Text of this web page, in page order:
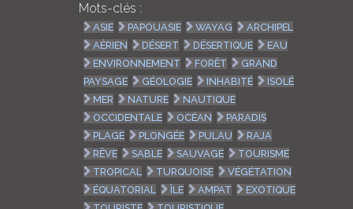
Mots-clés :
ASIE PAPOUASIE WAYAG
ARCHIPEL
AÉRIEN
DÉSERT DÉSERTIQUE
EAU
ENVIRONNEMENT
FORÊT
GRAND
PAYSAGE
GÉOLOGIE INHABITÉ
ISOLÉ
MER
NATURE
NAUTIQUE
OCCIDENTALE
OCÉAN
PARADIS
PLAGE
PLONGÉE PULAU
RAJA
RÊVE
SABLE SAUVAGE
TOURISME
TROPICAL
TURQUOISE
VÉGÉTATION
ÉQUATORIAL
ÎLE AMPAT
EXOTIQUE